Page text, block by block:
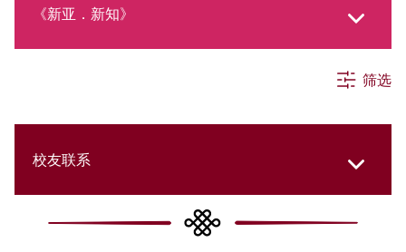
《新亚．新知》
社交媒体专栏
《新亚简讯》
筛选
校友联系
College Updates